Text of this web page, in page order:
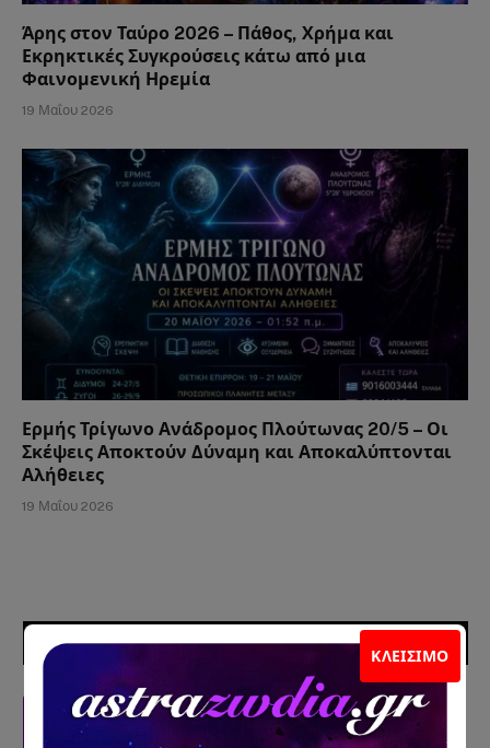
ΚΛΕΊΣΙΜΟ
Άρης στον Ταύρο 2026 – Πάθος, Χρήμα και
Εκρηκτικές Συγκρούσεις κάτω από μια
Φαινομενική Ηρεμία
19 Μαΐου 2026
Ερμής Τρίγωνο Ανάδρομος Πλούτωνας 20/5 – Οι
Σκέψεις Αποκτούν Δύναμη και Αποκαλύπτονται
Αλήθειες
19 Μαΐου 2026
ΣΥΝΕΡΓΑΤΕΣ